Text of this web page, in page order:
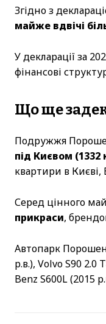
Згідно з
майже вдвічі
У декларації за
фінансові
Що ще
Подружжя
під Києвом (1332
квартири в Києві,
Серед цінного
прикраси,
Автопарк
р.в.), Volvo S90
Benz S600L (2015